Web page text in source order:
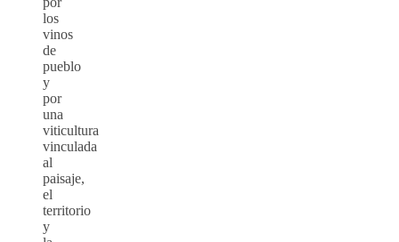
los
vinos
de
pueblo
y
por
una
viticultura
vinculada
al
paisaje,
el
territorio
y